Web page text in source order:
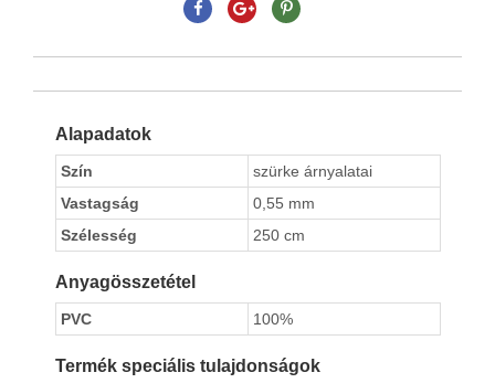
Alapadatok
Szín
szürke árnyalatai
Vastagság
0,55 mm
Szélesség
250 cm
Anyagösszetétel
PVC 100%
Termék speciális tulajdonságok